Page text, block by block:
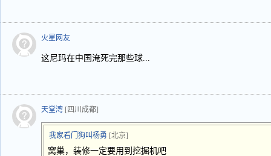
火星网友
这尼玛在中国淹死完那些球...
天堂湾 [四川成都]
我家看门狗叫杨勇 [北京]
窝巢，装修一定要用到挖掘机吧